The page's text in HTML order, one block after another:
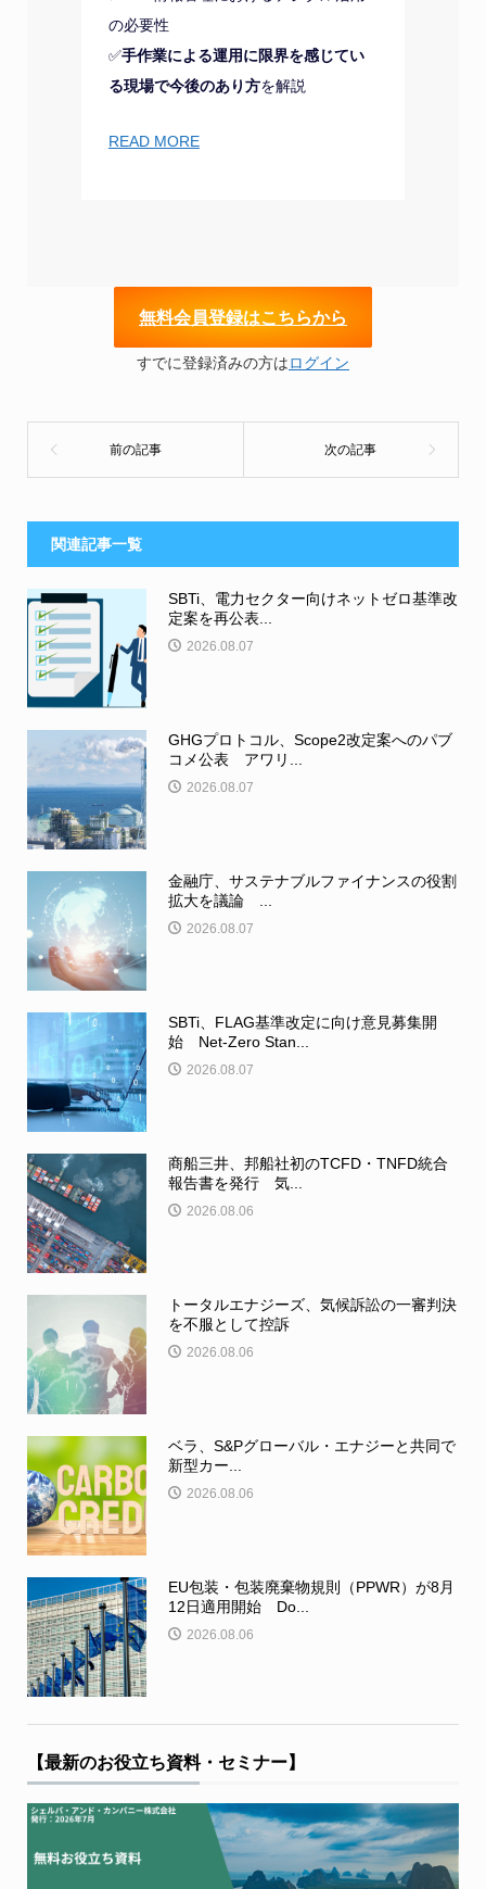
の必要性
✅手作業による運用に限界を感じてい
る現場で今後のあり方を解説
READ MORE
無料会員登録はこちらから
すでに登録済みの方はログイン
関連記事一覧
SBTi、電力セクター向けネットゼロ基準改
定案を再公表...
2026.08.07
GHGプロトコル、Scope2改定案へのパブ
コメ公表 アワリ...
2026.08.07
金融庁、サステナブルファイナンスの役割
拡大を議論 ...
2026.08.07
SBTi、FLAG基準改定に向け意見募集開
始 Net-Zero Stan...
2026.08.07
商船三井、邦船社初のTCFD・TNFD統合
報告書を発行 気...
2026.08.06
トータルエナジーズ、気候訴訟の一審判決
を不服として控訴
2026.08.06
ベラ、S&Pグローバル・エナジーと共同で
新型カー...
2026.08.06
EU包装・包装廃棄物規則（PPWR）が8月
12日適用開始 Do...
2026.08.06
【最新のお役立ち資料・セミナー】